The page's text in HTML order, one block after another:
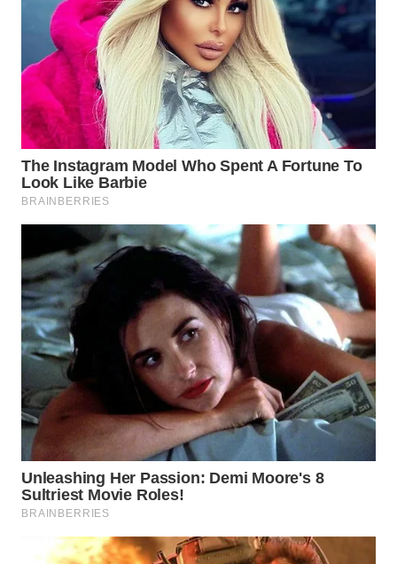
PRIANGAN
TIMUR
WN
SEMARANG
WN
SOLO
WN
BOROBUDUR
WN
MADURA
WN
SURABAYA
WN
NATUNA
BINTAN
WN
MANDALIKA